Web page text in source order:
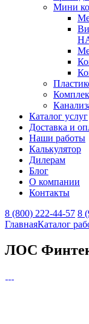
Мини
Каталог услуг
Доставка и
Наши работы
Калькулятор
Дилерам
Блог
О компании
Контакты
8 (800) 222-44-57 8
ГлавнаяКаталог
ЛОС Финтек